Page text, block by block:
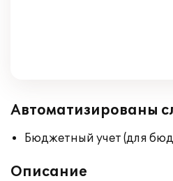
Автоматизированы
Бюджетный учет (для
Описание